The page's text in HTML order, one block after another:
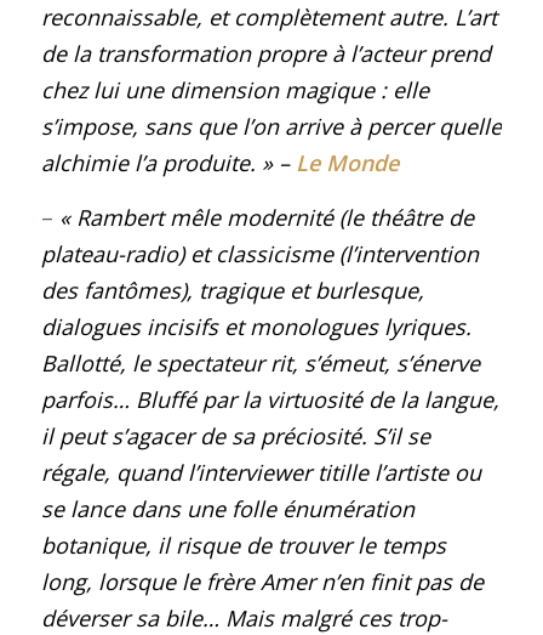
reconnaissable, et ­complètement autre. L’art
de la transformation propre à l’acteur prend
chez lui une dimension magique : elle
s’impose, sans que l’on arrive à percer quelle
alchimie l’a produite. » – Le Monde
– « Rambert mêle modernité (le théâtre de
plateau-radio) et classicisme (l’intervention
des fantômes), tragique et burlesque,
dialogues incisifs et monologues lyriques.
Ballotté, le spectateur rit, s’émeut, s’énerve
parfois… Bluffé par la virtuosité de la langue,
il peut s’agacer de sa préciosité. S’il se
régale, quand l’interviewer titille l’artiste ou
se lance dans une folle énumération
botanique, il risque de trouver le temps
long, lorsque le frère Amer n’en finit pas de
déverser sa bile… Mais malgré ces trop-